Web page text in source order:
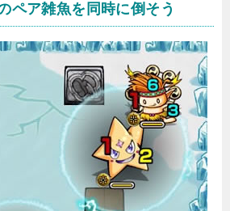
ペア雑魚を同時に倒そう